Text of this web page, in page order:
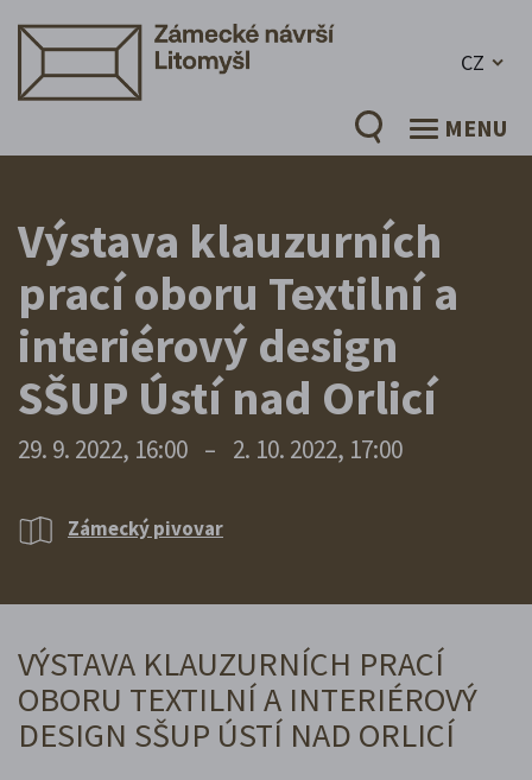
CZ
MENU
Výstava klauzurních
prací oboru Textilní a
interiérový design
SŠUP Ústí nad Orlicí
29. 9. 2022, 16:00 – 2. 10. 2022, 17:00
Zámecký pivovar
VÝSTAVA KLAUZURNÍCH PRACÍ
OBORU TEXTILNÍ A INTERIÉROVÝ
DESIGN SŠUP ÚSTÍ NAD ORLICÍ